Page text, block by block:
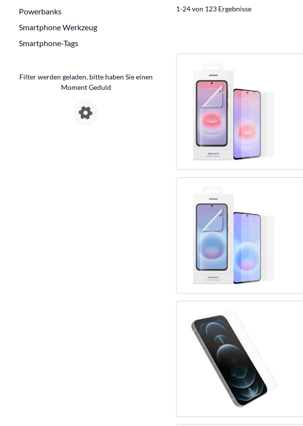
Powerbanks
Smartphone Werkzeug
Smartphone-Tags
Filter werden geladen, bitte haben Sie einen
Moment Geduld
1-24 von 123 Ergebnisse